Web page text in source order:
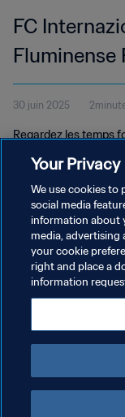
FC
Fluminense
Coupe du
FIFA 2025™
30 juin 2025
Regardez les temps
America Stadium de
POLITIQUE DE
CONDITIONS
GÉRER VOS
Copyright © 1994 - 2026
Your Privacy
We use cookies to
social media
information about
media, advertising
your cookie
right and place a
information